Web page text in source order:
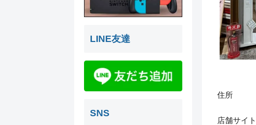
住所
店舗サイト
LINE友達
SNS